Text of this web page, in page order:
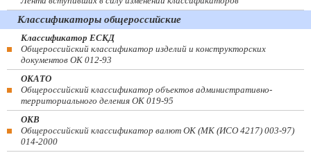
Классификаторы общероссийские
Классификатор ЕСКД
Общероссийский классификатор изделий и конструкторских
документов ОК 012-93
ОКАТО
Общероссийский классификатор объектов административно-
территориального деления ОК 019-95
ОКВ
Общероссийский классификатор валют ОК (МК (ИСО 4217) 003-97)
014-2000